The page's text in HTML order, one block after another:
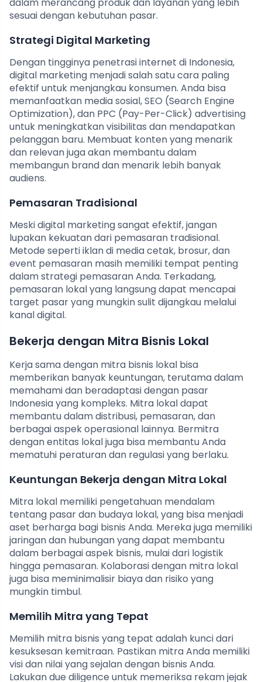
sesuai dengan kebutuhan pasar.
Strategi Digital Marketing
Dengan tingginya penetrasi internet di Indonesia,
digital marketing menjadi salah satu cara paling
efektif untuk menjangkau konsumen. Anda bisa
memanfaatkan media sosial, SEO (Search Engine
Optimization), dan PPC (Pay-Per-Click) advertising
untuk meningkatkan visibilitas dan mendapatkan
pelanggan baru. Membuat konten yang menarik
dan relevan juga akan membantu dalam
membangun brand dan menarik lebih banyak
audiens.
Pemasaran Tradisional
Meski digital marketing sangat efektif, jangan
lupakan kekuatan dari pemasaran tradisional.
Metode seperti iklan di media cetak, brosur, dan
event pemasaran masih memiliki tempat penting
dalam strategi pemasaran Anda. Terkadang,
pemasaran lokal yang langsung dapat mencapai
target pasar yang mungkin sulit dijangkau melalui
kanal digital.
Bekerja dengan Mitra Bisnis Lokal
Kerja sama dengan mitra bisnis lokal bisa
memberikan banyak keuntungan, terutama dalam
memahami dan beradaptasi dengan pasar
Indonesia yang kompleks. Mitra lokal dapat
membantu dalam distribusi, pemasaran, dan
berbagai aspek operasional lainnya. Bermitra
dengan entitas lokal juga bisa membantu Anda
mematuhi peraturan dan regulasi yang berlaku.
Keuntungan Bekerja dengan Mitra Lokal
Mitra lokal memiliki pengetahuan mendalam
tentang pasar dan budaya lokal, yang bisa menjadi
aset berharga bagi bisnis Anda. Mereka juga memiliki
jaringan dan hubungan yang dapat membantu
dalam berbagai aspek bisnis, mulai dari logistik
hingga pemasaran. Kolaborasi dengan mitra lokal
juga bisa meminimalisir biaya dan risiko yang
mungkin timbul.
Memilih Mitra yang Tepat
Memilih mitra bisnis yang tepat adalah kunci dari
kesuksesan kemitraan. Pastikan mitra Anda memiliki
visi dan nilai yang sejalan dengan bisnis Anda.
Lakukan due diligence untuk memeriksa rekam jejak